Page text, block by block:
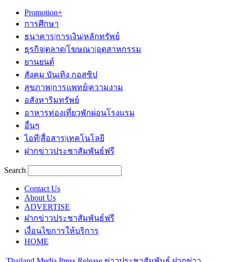
Promotion+
การศึกษา
ธนาคาร|การเงิน|หลักทรัพย์
ธุรกิจ|ตลาด|โฆษณา|อุตสาหกรรม
ยานยนต์
สังคม บันเทิง กอสซิป
สุขภาพ|การแพทย์|ความงาม
อสังหาริมทรัพย์
อาหารท่องเที่ยวพักผ่อนโรงแรม
อื่นๆ
ไอที|สื่อสาร|เทคโนโลยี
ฝากข่าวประชาสัมพันธ์ฟรี
Search
Contact Us
About Us
ADVERTISE
ฝากข่าวประชาสัมพันธ์ฟรี
เงื่อนไขการให้บริการ
HOME